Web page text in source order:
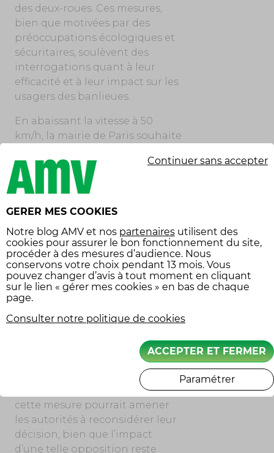
des deux-roues. Ces mesures,
bien que motivées par des
préoccupations écologiques et
sécuritaires, soulèvent des
interrogations quant à leur
efficacité et à leur impact sur les
usagers des banlieues.
En abaissant la vitesse à 50
km/h, la mairie de Paris souhaite
améliorer la sécurité, mais cette
réduction est perçue par de
nombreux usagers comme une
contrainte additionnelle.
estiment que la réduction de
vitesse n’apporte pas de
bénéfices tangibles en termes
de qualité de l’air ou de sécurité
routière, tout en alourdissant le
temps de trajet pour les usagers
réguliers du périphérique
Vers un changement possible ?
La mobilisation suscitée par
cette mesure pourrait amener
les autorités à reconsidérer leur
décision, bien que l’impact
d’une telle opposition reste
GERER MES COOKIES
Notre blog AMV et nos partenaires utilisent des
cookies pour assurer le bon fonctionnement du site,
procéder à des mesures d’audience. Nous
conservons votre choix pendant 13 mois. Vous
pouvez changer d’avis à tout moment en cliquant
sur le lien « gérer mes cookies » en bas de chaque
page.
Consulter notre politique de cookies
Continuer sans accepter
ACCEPTER ET FERMER
Paramétrer